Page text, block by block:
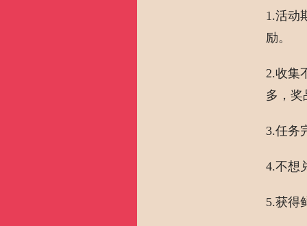
1.活动
励。
2.收集
多，奖
3.任务
4.不想
5.获得